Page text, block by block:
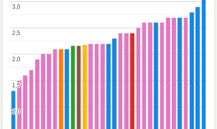
1,0
1,0
1,5
1,5
2,0
2,0
2,5
2,5
3,0
3,0